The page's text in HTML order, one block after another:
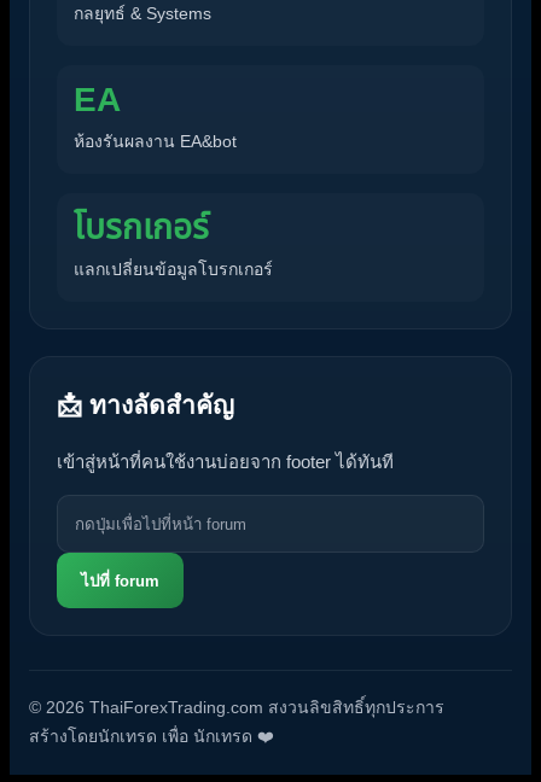
กลยุทธ์ & Systems
EA
ห้องรันผลงาน EA&bot
โบรกเกอร์
แลกเปลี่ยนข้อมูลโบรกเกอร์
📩 ทางลัดสำคัญ
เข้าสู่หน้าที่คนใช้งานบ่อยจาก footer ได้ทันที
ไปที่ forum
© 2026 ThaiForexTrading.com สงวนลิขสิทธิ์ทุกประการ
สร้างโดยนักเทรด เพื่อ นักเทรด ❤️